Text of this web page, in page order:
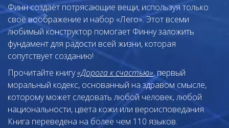
Финн создаёт потрясающие вещи, используя только
своё воображение и набор «Лего». Этот всеми
любимый конструктор помогает Финну заложить
фундамент для радости всей жизни, которая
сопутствует созданию!
Прочитайте книгу«Дорога к счастью», первый
моральный кодекс, основанный на здравом смысле,
которому может следовать любой человек, любой
национальности, цвета кожи или вероисповедания.
Книга переведена на более чем 110 языков.